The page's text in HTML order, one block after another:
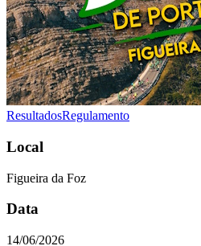
ResultadosRegulamento
Local
Figueira da Foz
Data
14/06/2026